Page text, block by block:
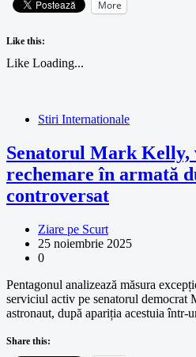
More
Like this:
Like Loading...
Stiri Internationale
Senatorul Mark Kelly,
rechemare în armată
controversat
Ziare pe Scurt
25 noiembrie 2025
0
Pentagonul analizează măsura
serviciul activ pe senatorul
astronaut, după apariția acestuia
Share this: